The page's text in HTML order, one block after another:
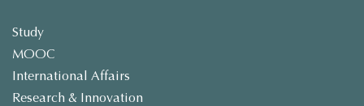
Study
MOOC
International Affairs
Research & Innovation